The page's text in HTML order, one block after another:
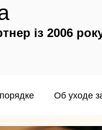
Об уходе
із 2006